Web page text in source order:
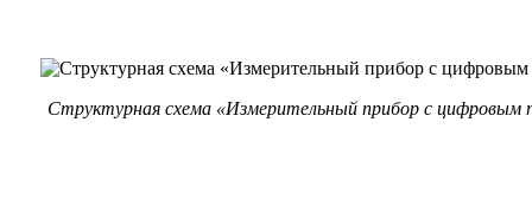
Структурная схема «Измерительный прибор с